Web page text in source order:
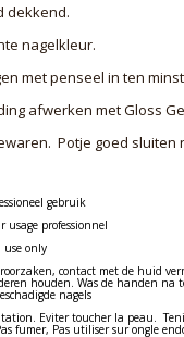
dekkend.
nagelkleur.
met penseel in ten
afwerken met Gloss
Potje goed sluiten
gebruik
usage professionnel
use only
contact met de huid
houden. Was de handen
nagels
Eviter toucher la peau.
fumer, Pas utiliser sur ongle